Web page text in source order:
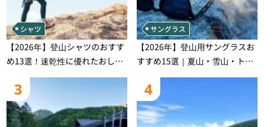
シャツ
【2026年】登山シャツのおすす
め13選！速乾性に優れたおしゃ
れなモデルを徹底紹介！
サングラス
【2026年】登山用サングラスお
すすめ15選｜夏山・雪山・トレ
ラン別、シーンで選ぶ失敗しな
い一本
3 4